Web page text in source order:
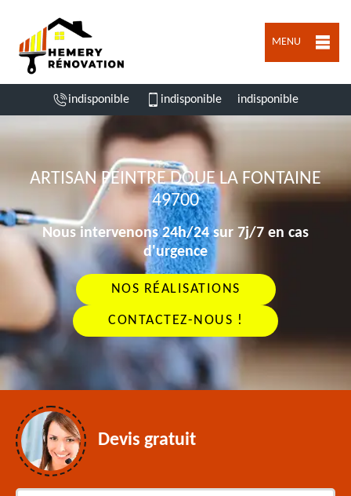
MENU
indisponible indisponible indisponible
ARTISAN PEINTRE DOUE LA FONTAINE
49700
Nous intervenons 24h/24 sur 7j/7 en cas
d'urgence
NOS RÉALISATIONS
CONTACTEZ-NOUS !
Devis gratuit